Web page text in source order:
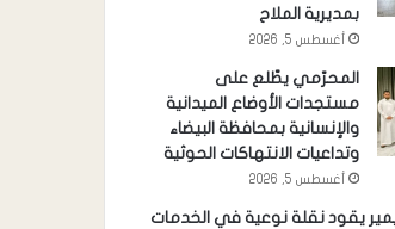
بمديرية الملاح
أغسطس 5, 2026
المحرّمي يطّلع على
مستجدات الأوضاع الميدانية
والإنسانية بمحافظة البيضاء
وتداعيات الانتهاكات الحوثية
أغسطس 5, 2026
يقود نقلة نوعية في الخدمات